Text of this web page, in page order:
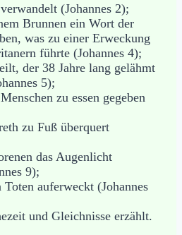
(Johannes 2);
Brunnen ein Wort der
was zu einer Erweckung
führte (Johannes 4);
der 38 Jahre lang gelähmt
5);
zu essen gegeben
zu Fuß überquert
das Augenlicht
9);
auferweckt (Johannes
und Gleichnisse erzählt.